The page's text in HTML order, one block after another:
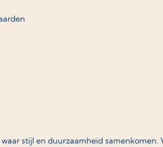
stijl en duurzaamheid